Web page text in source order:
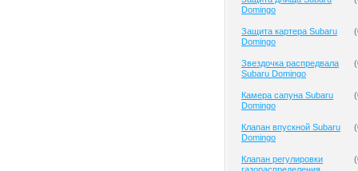
Domingo
Защита картера Subaru
Domingo
(
Звездочка распредвала
Subaru Domingo
(
Камера сапуна Subaru
Domingo
(
Клапан впускной Subaru
Domingo
(
Клапан регулировки
(